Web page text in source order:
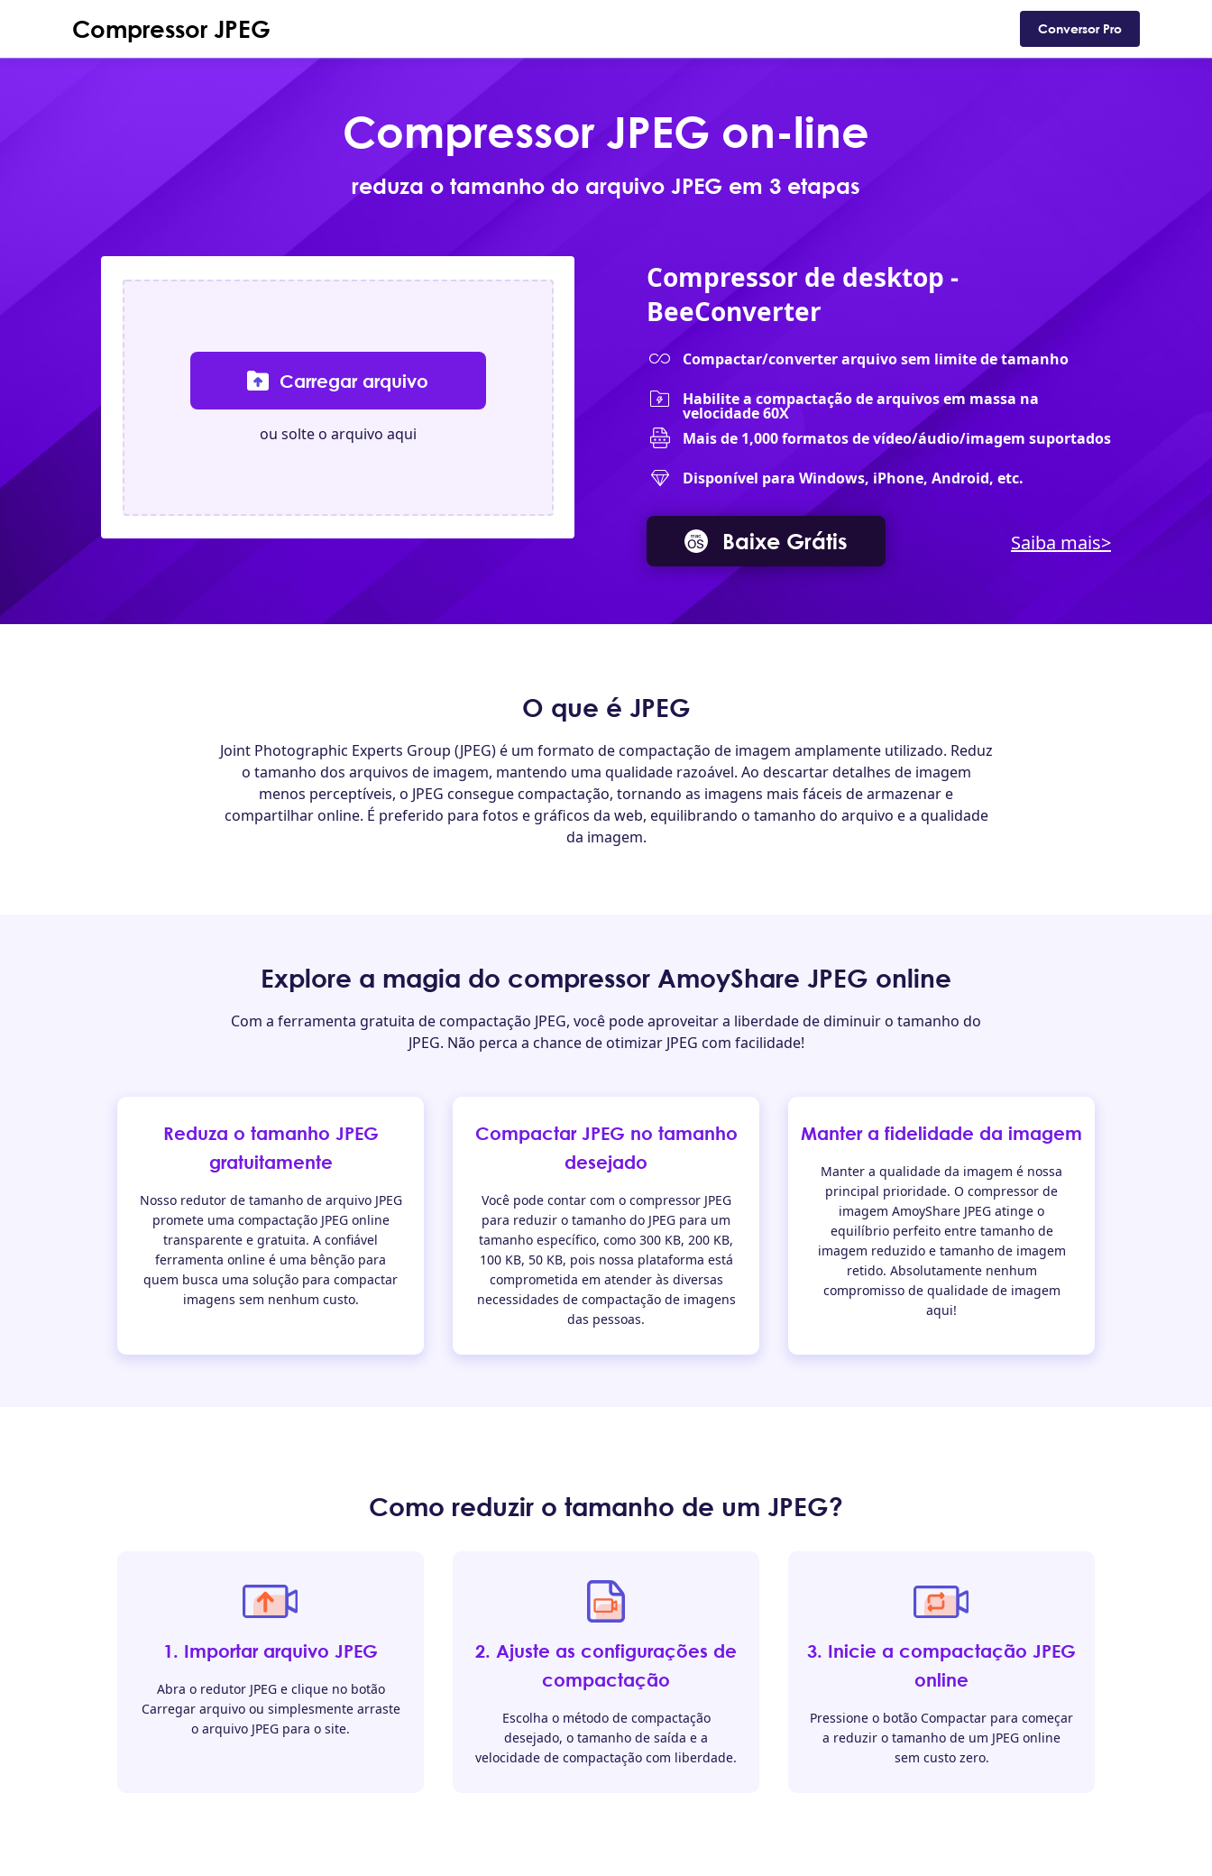
Blog
Compressor JPEG Conversor Pro
Compressor JPEG on-line
reduza o tamanho do arquivo JPEG em 3 etapas
Carregar arquivo
ou solte o arquivo aqui
Compressor de desktop -
BeeConverter
Compactar/converter arquivo sem limite de tamanho
Habilite a compactação de arquivos em massa na
velocidade 60X
Mais de 1,000 formatos de vídeo/áudio/imagem suportados
Disponível para Windows, iPhone, Android, etc.
Baixe Grátis Saiba mais>
O que é JPEG
Joint Photographic Experts Group (JPEG) é um formato de compactação de imagem amplamente utilizado. Reduz
o tamanho dos arquivos de imagem, mantendo uma qualidade razoável. Ao descartar detalhes de imagem
menos perceptíveis, o JPEG consegue compactação, tornando as imagens mais fáceis de armazenar e
compartilhar online. É preferido para fotos e gráficos da web, equilibrando o tamanho do arquivo e a qualidade
da imagem.
Explore a magia do compressor AmoyShare JPEG online
Com a ferramenta gratuita de compactação JPEG, você pode aproveitar a liberdade de diminuir o tamanho do
JPEG. Não perca a chance de otimizar JPEG com facilidade!
Reduza o tamanho JPEG
gratuitamente
Nosso redutor de tamanho de arquivo JPEG
promete uma compactação JPEG online
transparente e gratuita. A confiável
ferramenta online é uma bênção para
quem busca uma solução para compactar
imagens sem nenhum custo.
Compactar JPEG no tamanho
desejado
Você pode contar com o compressor JPEG
para reduzir o tamanho do JPEG para um
tamanho específico, como 300 KB, 200 KB,
100 KB, 50 KB, pois nossa plataforma está
comprometida em atender às diversas
necessidades de compactação de imagens
das pessoas.
Manter a fidelidade da imagem
Manter a qualidade da imagem é nossa
principal prioridade. O compressor de
imagem AmoyShare JPEG atinge o
equilíbrio perfeito entre tamanho de
imagem reduzido e tamanho de imagem
retido. Absolutamente nenhum
compromisso de qualidade de imagem
aqui!
Como reduzir o tamanho de um JPEG?
1. Importar arquivo JPEG
Abra o redutor JPEG e clique no botão
Carregar arquivo ou simplesmente arraste
o arquivo JPEG para o site.
2. Ajuste as configurações de
compactação
Escolha o método de compactação
desejado, o tamanho de saída e a
velocidade de compactação com liberdade.
3. Inicie a compactação JPEG
online
Pressione o botão Compactar para começar
a reduzir o tamanho de um JPEG online
sem custo zero.